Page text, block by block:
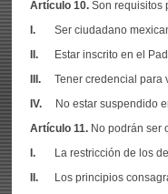
Artículo 10. Son requisitos
I. Ser ciudadano
II. Estar inscrito en el
III. Tener credencial para
IV. No estar suspendido
Artículo 11. No podrán ser
I.
La restricción de los
II.
Los principios